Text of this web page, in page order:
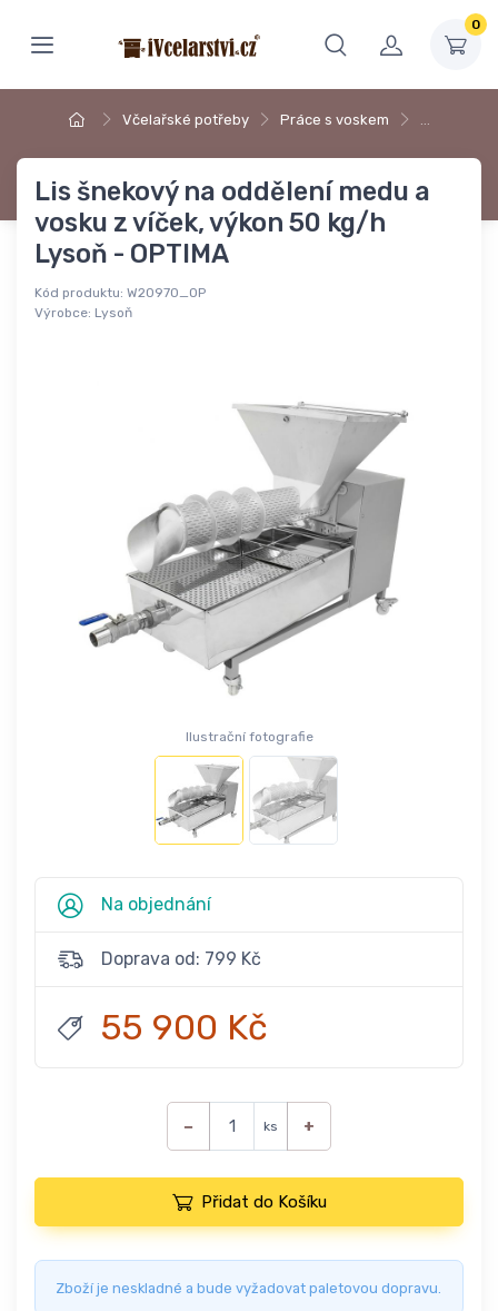
0
Včelařské potřeby Práce s voskem …
Lis šnekový na oddělení medu a
vosku z víček, výkon 50 kg/h
Lysoň - OPTIMA
Kód produktu: W20970_OP
Výrobce: Lysoň
Ilustrační fotografie
Na objednání
Doprava od: 799 Kč
55 900 Kč
− ks +
Přidat do Košíku
Zboží je neskladné a bude vyžadovat paletovou dopravu.